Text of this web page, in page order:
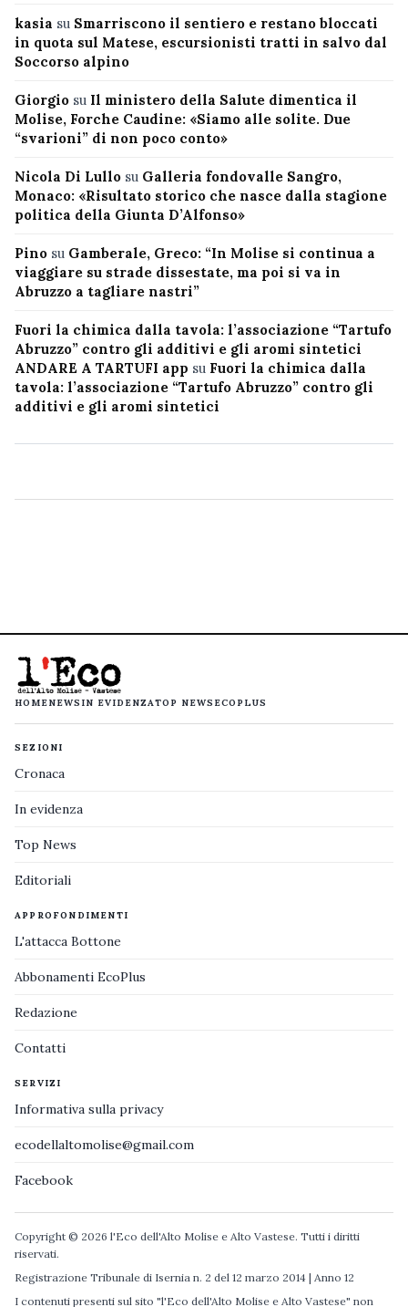
kasia su Smarriscono il sentiero e restano bloccati
in quota sul Matese, escursionisti tratti in salvo dal
Soccorso alpino
Giorgio su Il ministero della Salute dimentica il
Molise, Forche Caudine: «Siamo alle solite. Due
“svarioni” di non poco conto»
Nicola Di Lullo su Galleria fondovalle Sangro,
Monaco: «Risultato storico che nasce dalla stagione
politica della Giunta D’Alfonso»
Pino su Gamberale, Greco: “In Molise si continua a
viaggiare su strade dissestate, ma poi si va in
Abruzzo a tagliare nastri”
Fuori la chimica dalla tavola: l’associazione “Tartufo
Abruzzo” contro gli additivi e gli aromi sintetici
ANDARE A TARTUFI app su Fuori la chimica dalla
tavola: l’associazione “Tartufo Abruzzo” contro gli
additivi e gli aromi sintetici
HOMENEWS IN EVIDENZATOP NEWS ECOPLUS
SEZIONI
Cronaca
In evidenza
Top News
Editoriali
APPROFONDIMENTI
L'attacca Bottone
Abbonamenti EcoPlus
Redazione
Contatti
SERVIZI
Informativa sulla privacy
ecodellaltomolise@gmail.com
Facebook
Copyright © 2026 l'Eco dell'Alto Molise e Alto Vastese. Tutti i diritti
riservati.
Registrazione Tribunale di Isernia n. 2 del 12 marzo 2014 | Anno 12
I contenuti presenti sul sito "l'Eco dell'Alto Molise e Alto Vastese" non